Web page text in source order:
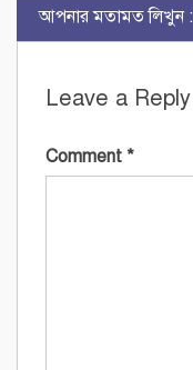
আপনার মতামত লিখুন :
Leave a Reply
Comment *